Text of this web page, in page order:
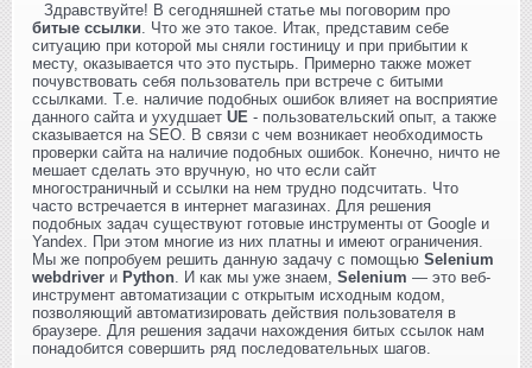
Здравствуйте! В сегодняшней статье мы поговорим про
битые ссылки. Что же это такое. Итак, представим себе
ситуацию при которой мы сняли гостиницу и при прибытии к
месту, оказывается что это пустырь. Примерно также может
почувствовать себя пользователь при встрече с битыми
ссылками. Т.е. наличие подобных ошибок влияет на восприятие
данного сайта и ухудшает UE - пользовательский опыт, а также
сказывается на SEO. В связи с чем возникает необходимость
проверки сайта на наличие подобных ошибок. Конечно, ничто не
мешает сделать это вручную, но что если сайт
многостраничный и ссылки на нем трудно подсчитать. Что
часто встречается в интернет магазинах. Для решения
подобных задач существуют готовые инструменты от Google и
Yandex. При этом многие из них платны и имеют ограничения.
Мы же попробуем решить данную задачу с помощью Selenium
webdriver и Python. И как мы уже знаем, Selenium — это веб-
инструмент автоматизации с открытым исходным кодом,
позволяющий автоматизировать действия пользователя в
браузере. Для решения задачи нахождения битых ссылок нам
понадобится совершить ряд последовательных шагов.